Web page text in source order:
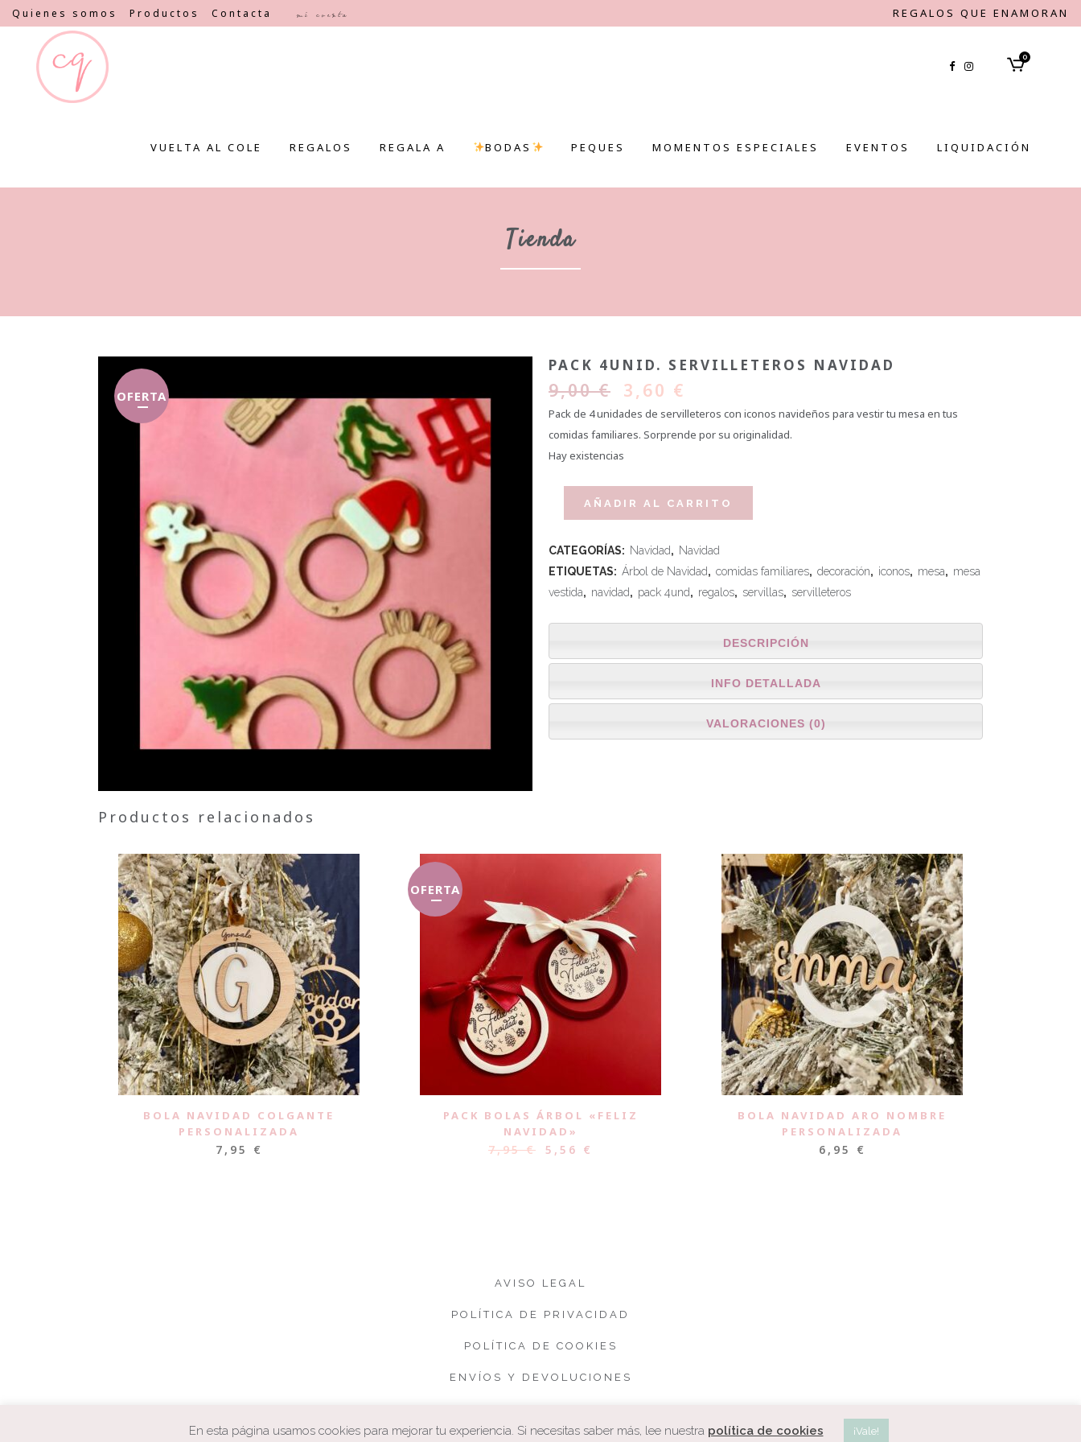
Quienes somos Productos Contacta Mi cuenta REGALOS QUE ENAMORAN
0
VUELTA AL COLE REGALOS REGALA A BODAS PEQUES MOMENTOS ESPECIALES EVENTOS LIQUIDACIÓN
Tienda
OFERTA
PACK 4UNID. SERVILLETEROS NAVIDAD
9,00€ 3,60 €
Pack de 4 unidades de servilleteros con iconos navideños para vestir tu mesa en tus
comidas familiares. Sorprende por su originalidad.
Hay existencias
AÑADIR AL CARRITO
CATEGORÍAS: Navidad, Navidad
ETIQUETAS: Árbol de Navidad, comidas familiares, decoración, iconos, mesa, mesa
vestida, navidad, pack 4und, regalos, servillas, servilleteros
DESCRIPCIÓN
INFO DETALLADA
VALORACIONES (0)
Productos relacionados
BOLA NAVIDAD COLGANTE
PERSONALIZADA
7,95 €
OFERTA
PACK BOLAS ÁRBOL «FELIZ
NAVIDAD»
7,95€ 5,56 €
BOLA NAVIDAD ARO NOMBRE
PERSONALIZADA
6,95 €
AVISO LEGAL
POLÍTICA DE PRIVACIDAD
POLÍTICA DE COOKIES
ENVÍOS Y DEVOLUCIONES
En esta página usamos cookies para mejorar tu experiencia. Si necesitas saber más, lee nuestra política de cookies ¡Vale!